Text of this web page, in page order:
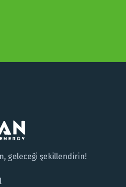
geleceği şekillendirin!